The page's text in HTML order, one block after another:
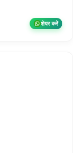
शेयर करें